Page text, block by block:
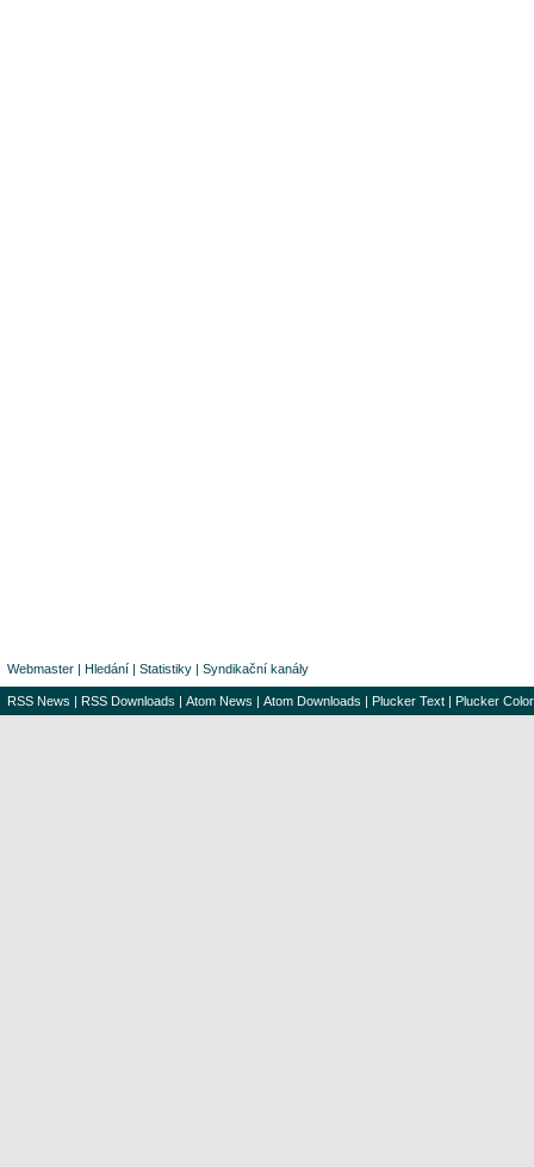
Webmaster | Hledání | Statistiky | Syndikační kanály
RSS News | RSS Downloads | Atom News | Atom Downloads | Plucker Text | Plucker Color